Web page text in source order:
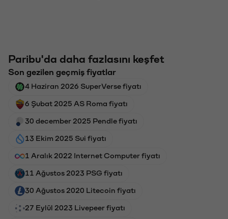
Paribu'da daha fazlasını keşfet
Son gezilen geçmiş fiyatlar
4 Haziran 2026 SuperVerse fiyatı
6 Şubat 2025 AS Roma fiyatı
30 december 2025 Pendle fiyatı
13 Ekim 2025 Sui fiyatı
1 Aralık 2022 Internet Computer fiyatı
11 Ağustos 2023 PSG fiyatı
30 Ağustos 2020 Litecoin fiyatı
27 Eylül 2023 Livepeer fiyatı